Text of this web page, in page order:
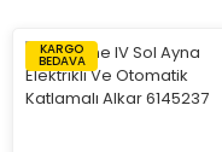
KARGO
BEDAVA